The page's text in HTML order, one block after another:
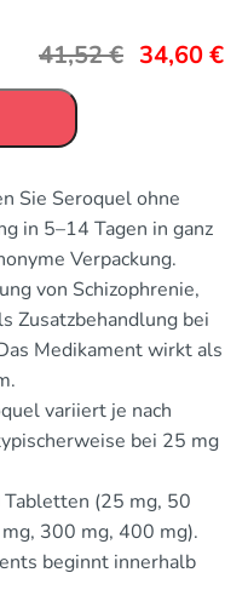
41,52€ 34,60€
Sie Seroquel ohne
in 5–14 Tagen in ganz
Verpackung.
von Schizophrenie,
Zusatzbehandlung bei
Medikament wirkt als
variiert je nach
bei 25 mg
(25 mg, 50
300 mg, 400 mg).
beginnt innerhalb